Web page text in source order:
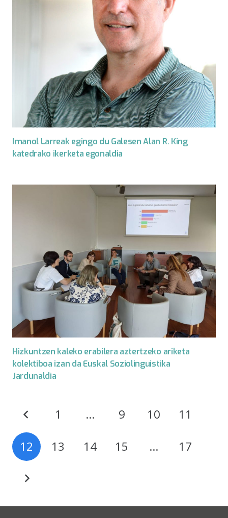
Imanol Larreak egingo du Galesen Alan R. King
katedrako ikerketa egonaldia
Hizkuntzen kaleko erabilera aztertzeko ariketa
kolektiboa izan da Euskal Soziolinguistika
Jardunaldia
1 … 9 10 11
12 13 14 15 … 17